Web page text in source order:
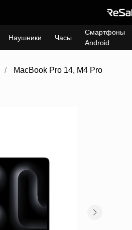
Смартфоны
Android
Часы
Наушники
/ MacBook Pro 14, M4 Pro